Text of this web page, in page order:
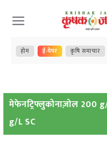
Skip
to
content
होम ई-पेपर कृषि समाचार
मेफेनट्रिफ्लुकोनाज़ोल 200 g/
g/L SC